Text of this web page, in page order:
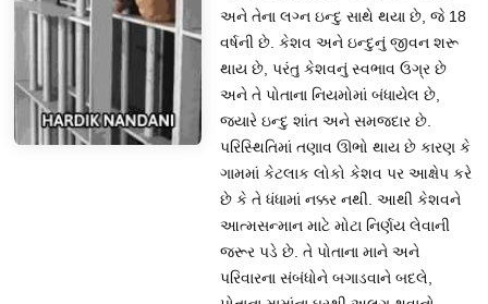
અને તેના લગ્ન ઇન્દુ સાથે થયા છે, જે 18
વર્ષની છે. કેશવ અને ઇન્દુનું જીવન શરૂ
થાય છે, પરંતુ કેશવનું સ્વભાવ ઉગ્ર છે
અને તે પોતાના નિયમોમાં બંધાયેલ છે,
જ્યારે ઇન્દુ શાંત અને સમજદાર છે.
પરિસ્થિતિમાં તણાવ ઊભો થાય છે કારણ કે
ગામમાં કેટલાક લોકો કેશવ પર આક્ષેપ કરે
છે કે તે ધંધામાં નક્કર નથી. આથી કેશવને
આત્મસન્માન માટે મોટા નિર્ણય લેવાની
જરૂર પડે છે. તે પોતાના માને અને
પરિવારના સંબંધોને બગાડવાને બદલે,